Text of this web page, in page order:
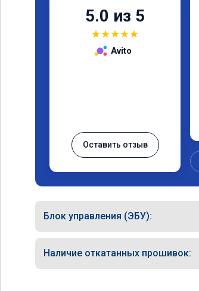
5.0 из 5
★★★★★
Avito
Оставить отзыв
Блок управления (ЭБУ):
Наличие откатанных прошивок: